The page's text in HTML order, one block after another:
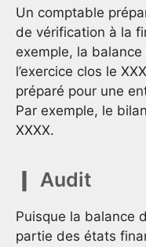
Un comptable
de vérification à la
exemple, la
l’exercice clos le
préparé pour une
Par exemple, le
XXXX.
Audit
Puisque la balance
partie des états